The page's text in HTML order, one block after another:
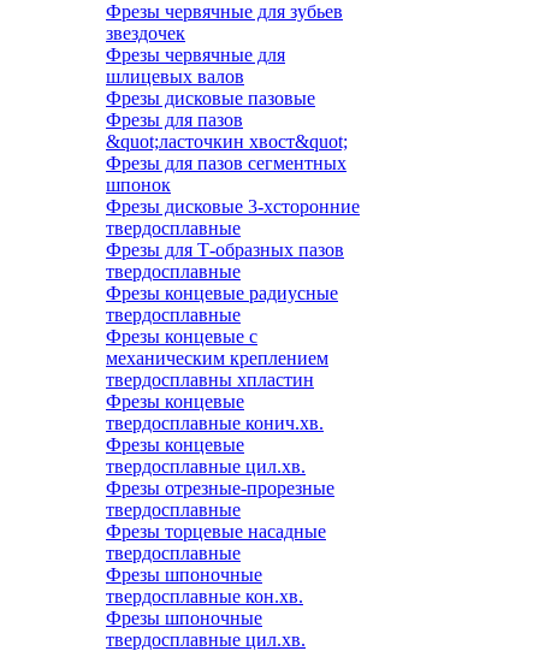
Фрезы червячные для зубьев
звездочек
Фрезы червячные для
шлицевых валов
Фрезы дисковые пазовые
Фрезы для пазов
&quot;ласточкин хвост&quot;
Фрезы для пазов сегментных
шпонок
Фрезы дисковые 3-хсторонние
твердосплавные
Фрезы для Т-образных пазов
твердосплавные
Фрезы концевые радиусные
твердосплавные
Фрезы концевые с
механическим креплением
твердосплавны хпластин
Фрезы концевые
твердосплавные конич.хв.
Фрезы концевые
твердосплавные цил.хв.
Фрезы отрезные-прорезные
твердосплавные
Фрезы торцевые насадные
твердосплавные
Фрезы шпоночные
твердосплавные кон.хв.
Фрезы шпоночные
твердосплавные цил.хв.